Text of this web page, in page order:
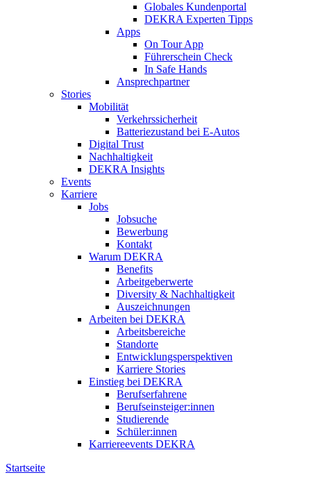
Globales Kundenportal
DEKRA Experten Tipps
Apps
On Tour App
Führerschein Check
In Safe Hands
Ansprechpartner
Stories
Mobilität
Verkehrssicherheit
Batteriezustand bei E-Autos
Digital Trust
Nachhaltigkeit
DEKRA Insights
Events
Karriere
Jobs
Jobsuche
Bewerbung
Kontakt
Warum DEKRA
Benefits
Arbeitgeberwerte
Diversity & Nachhaltigkeit
Auszeichnungen
Arbeiten bei DEKRA
Arbeitsbereiche
Standorte
Entwicklungsperspektiven
Karriere Stories
Einstieg bei DEKRA
Berufserfahrene
Berufseinsteiger:innen
Studierende
Schüler:innen
Karriereevents DEKRA
Startseite